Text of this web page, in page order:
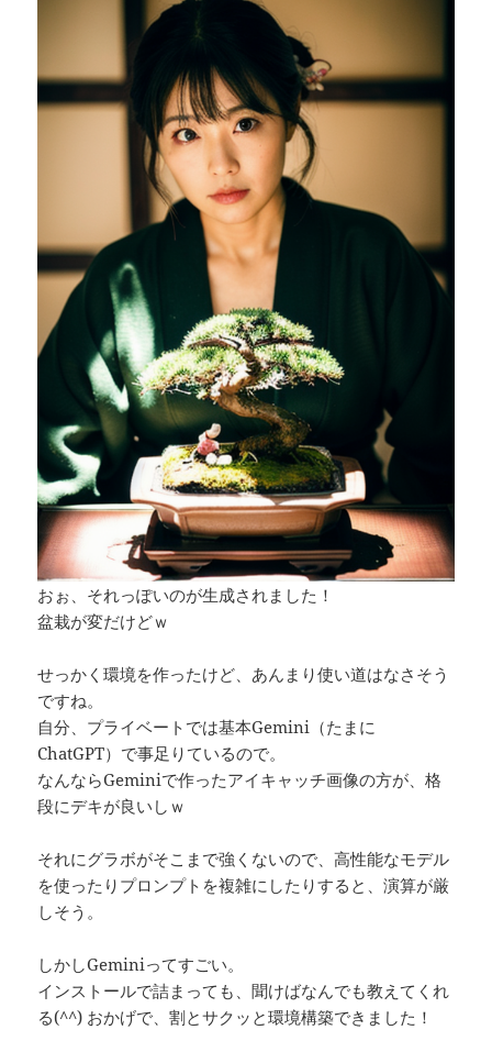
おぉ、それっぽいのが生成されました！
盆栽が変だけどｗ
せっかく環境を作ったけど、あんまり使い道はなさそう
ですね。
自分、プライベートでは基本Gemini（たまに
ChatGPT）で事足りているので。
なんならGeminiで作ったアイキャッチ画像の方が、格
段にデキが良いしｗ
それにグラボがそこまで強くないので、高性能なモデル
を使ったりプロンプトを複雑にしたりすると、演算が厳
しそう。
しかしGeminiってすごい。
インストールで詰まっても、聞けばなんでも教えてくれ
る(^^) おかげで、割とサクッと環境構築できました！